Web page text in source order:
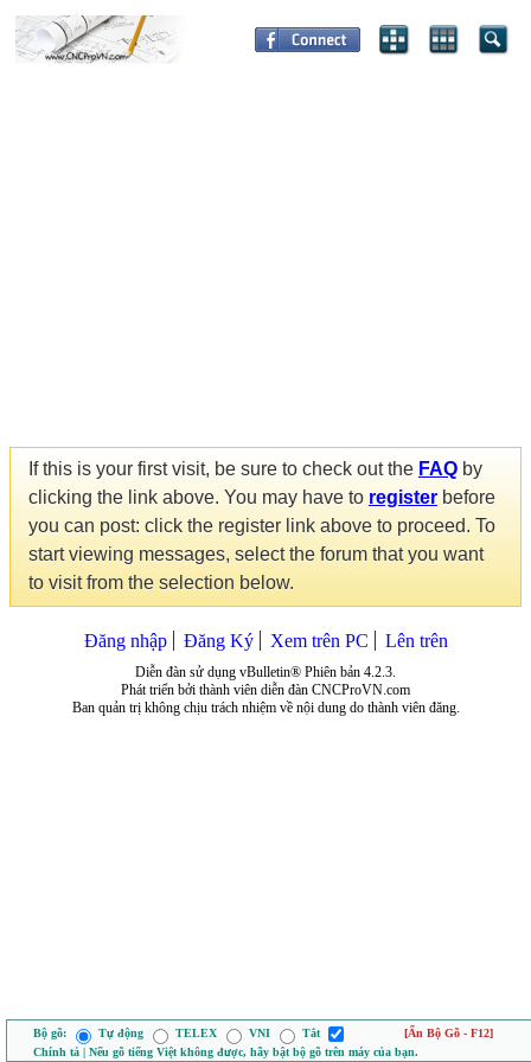
If this is your first visit, be sure to check out the FAQ by
clicking the link above. You may have to register before
you can post: click the register link above to proceed. To
start viewing messages, select the forum that you want
to visit from the selection below.
Đăng nhập Đăng Ký Xem trên PC Lên trên
Diễn đàn sử dụng vBulletin® Phiên bản 4.2.3.
Phát triển bởi thành viên diễn đàn CNCProVN.com
Ban quản trị không chịu trách nhiệm về nội dung do thành viên đăng.
Bộ gõ: Tự động TELEX VNI Tắt
[Ẩn Bộ Gõ - F12]
Chính tả | Nếu gõ tiếng Việt không được, hãy bật bộ gõ trên máy của bạn.